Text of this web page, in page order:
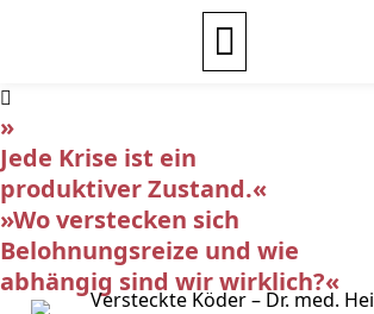
»
Jede Krise ist ein
produktiver Zustand.«
»Wo verstecken sich
Belohnungsreize und wie
abhängig sind wir wirklich?«